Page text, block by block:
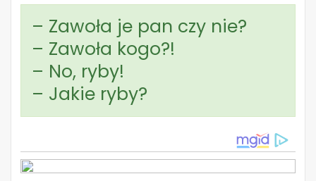
– Zawoła je pan czy nie?
– Zawoła kogo?!
– No, ryby!
– Jakie ryby?